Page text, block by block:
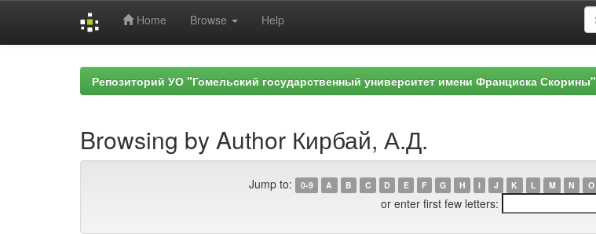
Home Browse Help
Репозиторий УО "Гомельский государственный университет имени Франциска Скорины"
Browsing by Author Кирбай, А.Д.
Jump to: 0-9 A B C D E F G H I J K L M N O
or enter first few letters: